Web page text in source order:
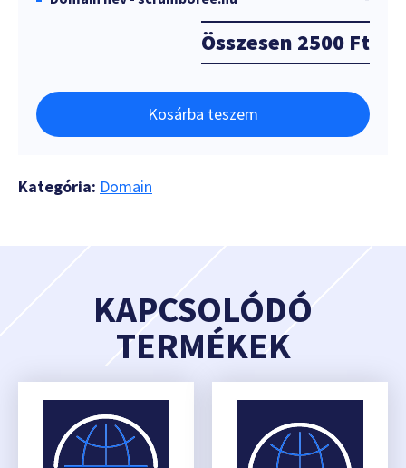
Összesen 2500 Ft
Kosárba teszem
Kategória: Domain
KAPCSOLÓDÓ
TERMÉKEK